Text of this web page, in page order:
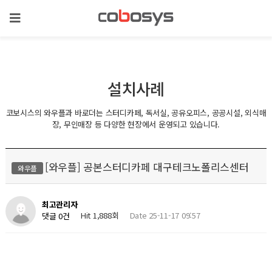
설치사례
코보시스의 와우플과 바로더는 스터디카페, 독서실, 공유오피스, 공공시설, 외식매
장, 무인매장 등 다양한 현장에서 운영되고 있습니다.
와우플 [와우플] 공본스터디카페 대구테크노폴리스센터
최고관리자
댓글 0건
Hit 1,888회 Date 25-11-17 09:57